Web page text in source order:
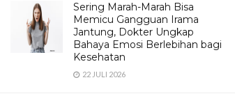
Sering Marah-Marah Bisa
Memicu Gangguan Irama
Jantung, Dokter Ungkap
Bahaya Emosi Berlebihan bagi
Kesehatan
22 JULI 2026